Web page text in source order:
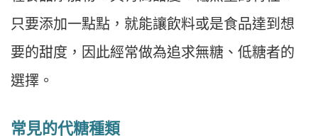
只要添加一點點，就能讓飲料或是食品達到想
要的甜度，因此經常做為追求無糖、低糖者的
選擇。
常見的代糖種類